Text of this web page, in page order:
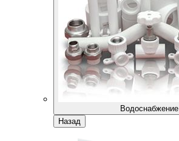
Водоснабжение
Назад